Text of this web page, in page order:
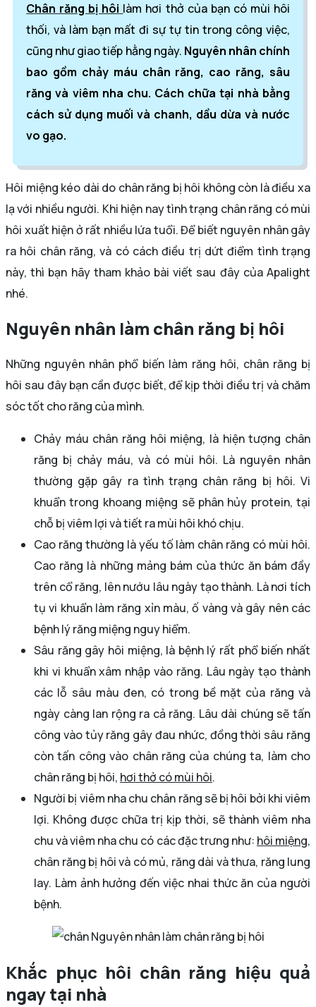
Chân răng bị hôi làm hơi thở của bạn có mùi hôi
thối, và làm bạn mất đi sự tự tin trong công việc,
cũng như giao tiếp hằng ngày. Nguyên nhân chính
bao gồm chảy máu chân răng, cao răng, sâu
răng và viêm nha chu. Cách chữa tại nhà bằng
cách sử dụng muối và chanh, dầu dừa và nước
vo gạo.
Hôi miệng kéo dài do chân răng bị hôi không còn là điều xa
lạ với nhiều người. Khi hiện nay tình trạng chân răng có mùi
hôi xuất hiện ở rất nhiều lứa tuổi. Để biết nguyên nhân gây
ra hôi chân răng, và có cách điều trị dứt điểm tình trạng
này, thì bạn hãy tham khảo bài viết sau đây của Apalight
nhé.
Nguyên nhân làm chân răng bị hôi
Những nguyên nhân phổ biến làm răng hôi, chân răng bị
hôi sau đây bạn cần được biết, để kịp thời điều trị và chăm
sóc tốt cho răng của mình.
Chảy máu chân răng hôi miệng, là hiện tượng chân
răng bị chảy máu, và có mùi hôi. Là nguyên nhân
thường gặp gây ra tình trạng chân răng bị hôi. Vi
khuẩn trong khoang miệng sẽ phân hủy protein, tại
chỗ bị viêm lợi và tiết ra mùi hôi khó chịu.
Cao răng thường là yếu tố làm chân răng có mùi hôi.
Cao răng là những mảng bám của thức ăn bám đầy
trên cổ răng, lên nướu lâu ngày tạo thành. Là nơi tích
tụ vi khuẩn làm răng xỉn màu, ố vàng và gây nên các
bệnh lý răng miệng nguy hiểm.
Sâu răng gây hôi miệng, là bệnh lý rất phổ biến nhất
khi vi khuẩn xâm nhập vào răng. Lâu ngày tạo thành
các lỗ sâu màu đen, có trong bề mặt của răng và
ngày càng lan rộng ra cả răng. Lâu dài chúng sẽ tấn
công vào tủy răng gây đau nhức, đồng thời sâu răng
còn tấn công vào chân răng của chúng ta, làm cho
chân răng bị hôi, hơi thở có mùi hôi.
Người bị viêm nha chu chân răng sẽ bị hôi bởi khi viêm
lợi. Không được chữa trị kịp thời, sẽ thành viêm nha
chu và viêm nha chu có các đặc trưng như: hôi miệng,
chân răng bị hôi và có mủ, răng dài và thưa, răng lung
lay. Làm ảnh hưởng đến việc nhai thức ăn của người
bệnh.
Nguyên nhân làm chân răng bị hôi
Khắc phục hôi chân răng hiệu quả
ngay tại nhà